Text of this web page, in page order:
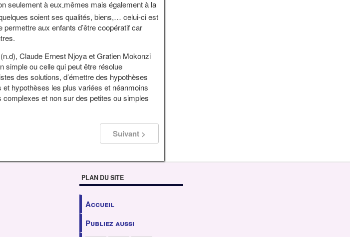
seulement à eux-mêmes mais également à la
soient ses qualités, biens,… celui-ci est
aux enfants d’être coopératif car
Claude Ernest Njoya et Gratien Mokonzi
simple ou celle qui peut être résolue
des solutions, d’émettre des hypothèses
et hypothèses les plus variées et néanmoins
complexes et non sur des petites ou simples
Suivant >
PLAN DU SITE
Accueil
Publiez aussi